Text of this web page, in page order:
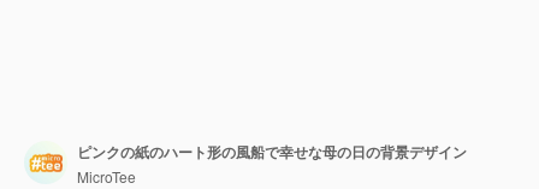
ピンクの紙のハート形の風船で幸せな母の日の背景デザイン
MicroTee